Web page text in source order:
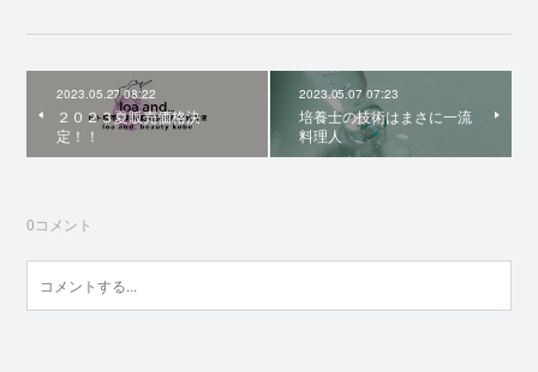
2023.05.27 08:22
２０２３夏販売価格決
定！！
2023.05.07 07:23
培養士の技術はまさに一流
料理人
0コメント